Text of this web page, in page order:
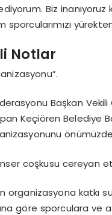
Biz
Notlar
Başkan Vekili
Keçiören Belediye
coşkusu cereyan
organizasyona
göre sporculara ve